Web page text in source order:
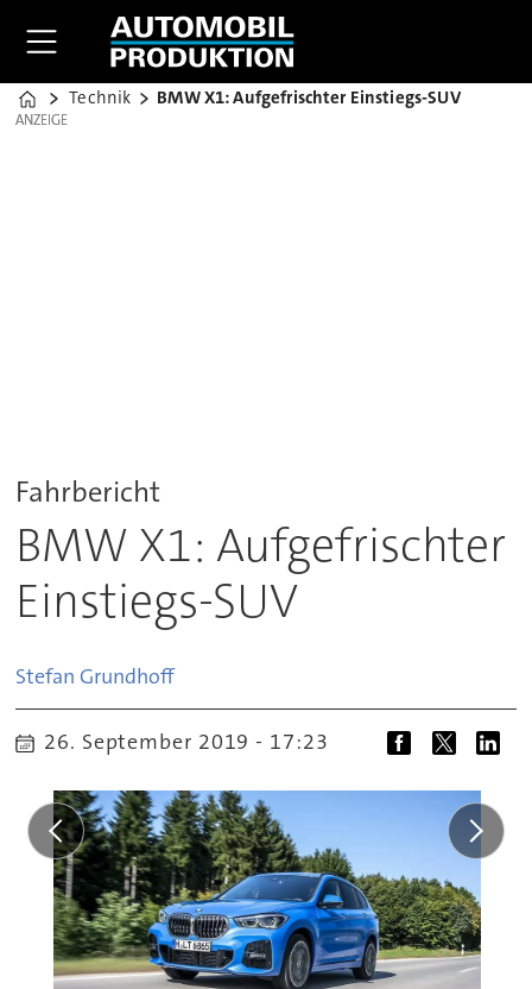
Home
Technik BMW X1: Aufgefrischter Einstiegs-SUV
ANZEIGE
ANZEIGE
Fahrbericht
BMW X1: Aufgefrischter
Einstiegs-SUV
Stefan Grundhoff
26. September 2019 - 17:23